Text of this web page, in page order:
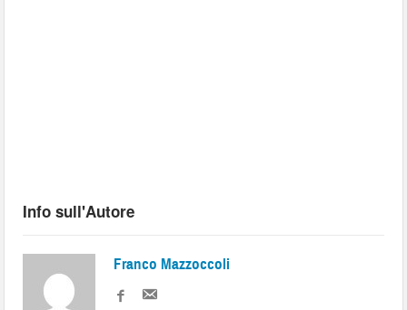
Info sull'Autore
Franco Mazzoccoli